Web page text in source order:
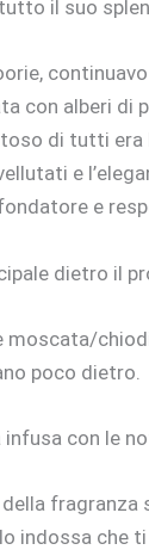
il suo
con alberi di
di tutti
e
e
dietro il
moscata/
poco dietro.
con le
indossa che